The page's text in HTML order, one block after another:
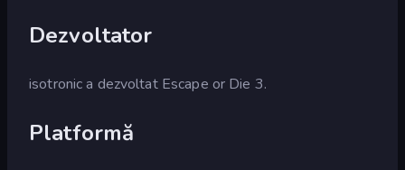
Dezvoltator
isotronic a dezvoltat Escape or Die 3.
Platformă